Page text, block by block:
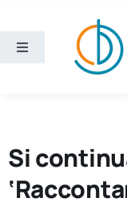
contenuto
Toggle
Ricerca e
Si